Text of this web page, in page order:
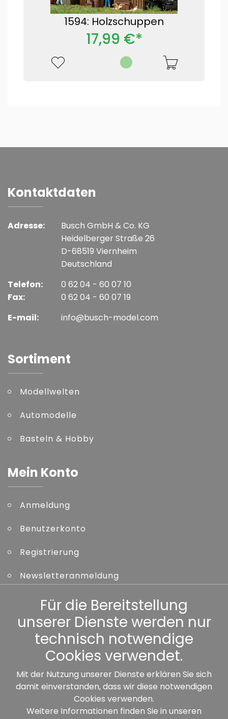
1594: Holzschuppen
17,99 €*
Kontaktdaten
Adresse:
Busch GmbH & Co. KG
Heidelberger Straße 26
D-68519 Viernheim
Deutschland
Telefon:
Fax:
0 62 04 - 60 07 10
0 62 04 - 60 07 19
E-mail:
info@busch-model.com
Sortiment
Modellwelten
Automodelle
Basteln & Hobby
Mein Konto
Anmeldung
Benutzerkonto
Registrierung
Newsletteranmeldung
Kennwort vergessen
Sonstiges
Unsere Partner:
Für die Bereitstellung
unserer Dienste werden nur
technisch notwendige
Cookies verwendet.
Mit der Nutzung unserer Dienste erklären Sie sich
damit einverstanden, dass wir diese notwendigen
Cookies verwenden.
Weitere Informationen finden Sie in unseren